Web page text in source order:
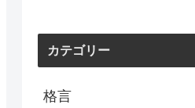
カテゴリー
格言